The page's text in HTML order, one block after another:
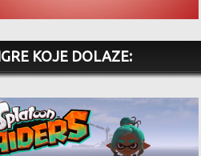
KOJE DOLAZE: